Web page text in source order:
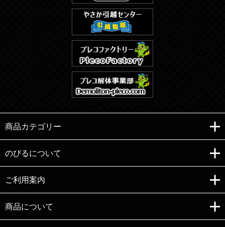
商品カテゴリー
のびるについて
ご利用案内
商品についてCopyright (C)e-nobiru All right reserved.